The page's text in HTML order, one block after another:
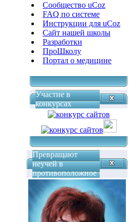
Сообщество uCoz
FAQ по системе
Инструкции для uCoz
Сайт нашей школы
Разработки
ПроШколу
Портал о медицине
Участие в
конкурсах
Превращают
неучей в
противоположное